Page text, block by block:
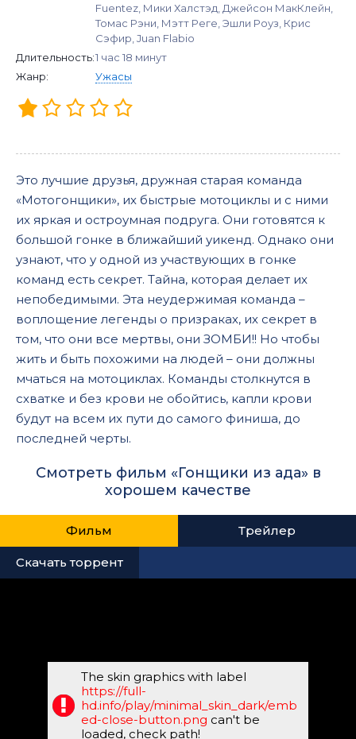
Fuentez, Мики Халстэд, Джейсон МакКлейн,
Томас Рэни, Мэтт Реге, Эшли Роуз, Крис
Сэфир, Juan Flabio
Длительность:1 час 18 минут
Жанр:
Ужасы
Это лучшие друзья, дружная старая команда
«Мотогонщики», их быстрые мотоциклы и с ними
их яркая и остроумная подруга. Они готовятся к
большой гонке в ближайший уикенд. Однако они
узнают, что у одной из участвующих в гонке
команд есть секрет. Тайна, которая делает их
непобедимыми. Эта неудержимая команда –
воплощение легенды о призраках, их секрет в
том, что они все мертвы, они ЗОМБИ!! Но чтобы
жить и быть похожими на людей – они должны
мчаться на мотоциклах. Команды столкнутся в
схватке и без крови не обойтись, капли крови
будут на всем их пути до самого финиша, до
последней черты.
Смотреть фильм «Гонщики из ада» в
хорошем качестве
Фильм Трейлер
Скачать торрент
The skin graphics with label
https://full-
hd.info/play/minimal_skin_dark/emb
ed-close-button.png can't be
loaded, check path!